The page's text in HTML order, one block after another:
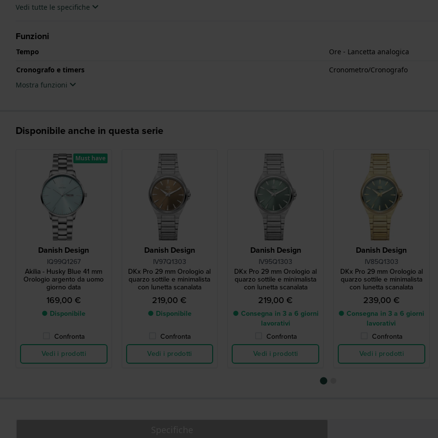
Vedi tutte le specifiche
Funzioni
Tempo
Ore - Lancetta analogica
Cronografo e timers
Cronometro/Cronografo
Mostra funzioni
Disponibile anche in questa serie
Danish Design
IQ99Q1267
Akilia - Husky Blue 41 mm
Orologio argento da uomo
giorno data
169,00 €
● Disponibile
Confronta
Vedi i prodotti
Must have
Danish Design
IV97Q1303
DKx Pro 29 mm Orologio al
quarzo sottile e minimalista
con lunetta scanalata
219,00 €
● Disponibile
Confronta
Vedi i prodotti
Danish Design
IV95Q1303
DKx Pro 29 mm Orologio al
quarzo sottile e minimalista
con lunetta scanalata
219,00 €
● Consegna in 3 a 6 giorni
lavorativi
Confronta
Vedi i prodotti
Danish Design
IV85Q1303
DKx Pro 29 mm Orologio al
quarzo sottile e minimalista
con lunetta scanalata
239,00 €
● Consegna in 3 a 6 giorni
lavorativi
Confronta
Vedi i prodotti